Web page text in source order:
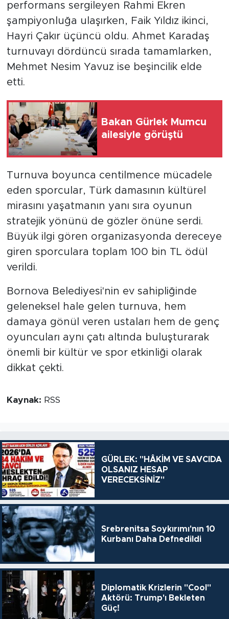
performans sergileyen Rahmi Ekren
şampiyonluğa ulaşırken, Faik Yıldız ikinci,
Hayri Çakır üçüncü oldu. Ahmet Karadaş
turnuvayı dördüncü sırada tamamlarken,
Mehmet Nesim Yavuz ise beşincilik elde
etti.
Bakan Gürlek Mumcu
ailesiyle görüştü
Turnuva boyunca centilmence mücadele
eden sporcular, Türk damasının kültürel
mirasını yaşatmanın yanı sıra oyunun
stratejik yönünü de gözler önüne serdi.
Büyük ilgi gören organizasyonda dereceye
giren sporculara toplam 100 bin TL ödül
verildi.
Bornova Belediyesi'nin ev sahipliğinde
geleneksel hale gelen turnuva, hem
damaya gönül veren ustaları hem de genç
oyuncuları aynı çatı altında buluşturarak
önemli bir kültür ve spor etkinliği olarak
dikkat çekti.
Kaynak: RSS
GÜRLEK: "HÂKİM VE SAVCIDA
OLSANIZ HESAP
VERECEKSİNİZ"
Srebrenitsa Soykırımı'nın 10
Kurbanı Daha Defnedildi
Diplomatik Krizlerin "Cool"
Aktörü: Trump'ı Bekleten
Güç!